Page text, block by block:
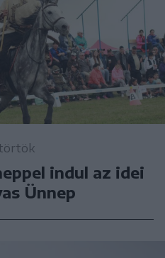
indul az idei
Ünnep